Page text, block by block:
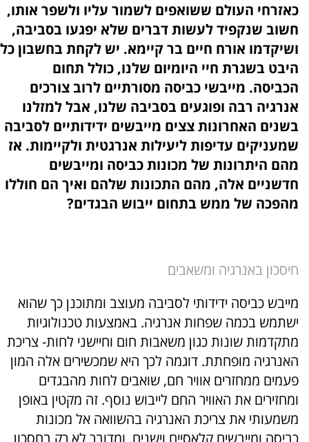
כאזרחי העולם ששואפים לשמור עליו ולשפר אותו,
חשוב שנקפיד לעשות דברים שלא יפגעו בסביבה,
ושיקדמו אורח חיים בר קיימא. יש לקחת בחשבון כל
היבט בשגרת חיי היומיום שלנו, כולל תחום
הכביסה. מייבשי כביסה מסורתיים לרוב צורכים
אנרגיה רבה ופוגעים בסביבה שלנו, אבל למזלנו
בשנים האחרונות צצים מייבשים ידידותיים לסביבה
שמעניקים עדיפות ליעילות אנרגטית ולקיימות. אז
מהם היתרונות של מכונות כביסה ומייבשים
חדשניים אלה, מהם התכונות שלהם ואיך הם חוללו
מהפכה של ממש בתחום ייבוש הבגדים?
חיסכון באנרגיה ומשאבים
מייבש כביסה ידידותי לסביבה מעוצב ומתוכנן כך שהוא
ישתמש בכמה שפחות אנרגיה. באמצעות טכנולוגיות
מתקדמות שונות כגון משאבות חום וחיישני לחות- צריכת
האנרגיה מופחתת. דוגמה לכך היא שמכשירים אלה המון
פעמים ממחזרים אוויר חם, שואבים לחות מהבגדים
ומחזירים את האוויר החם לייבוש נוסף. זה מקטין באופן
משמעותי את צריכת האנרגיה בהשוואה אל מכונות